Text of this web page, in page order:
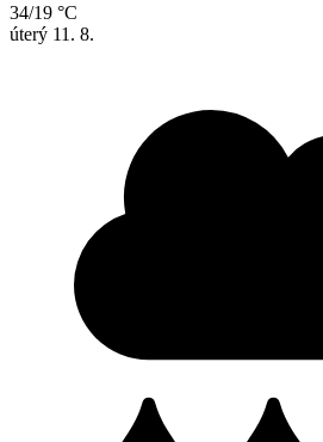
34/19 °C
úterý 11. 8.